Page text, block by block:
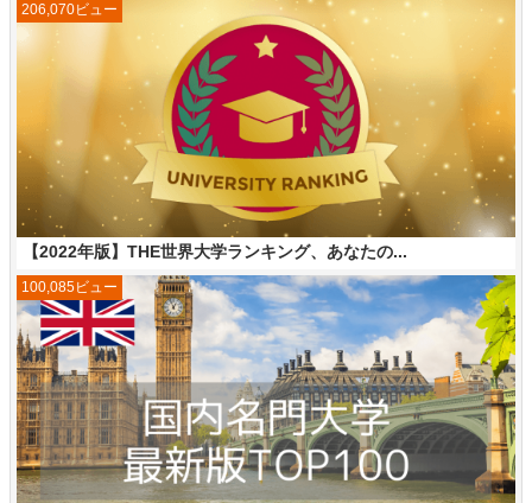
【2022年版】THE世界大学ランキング、あなたの...
206,070ビュー
100,085ビュー